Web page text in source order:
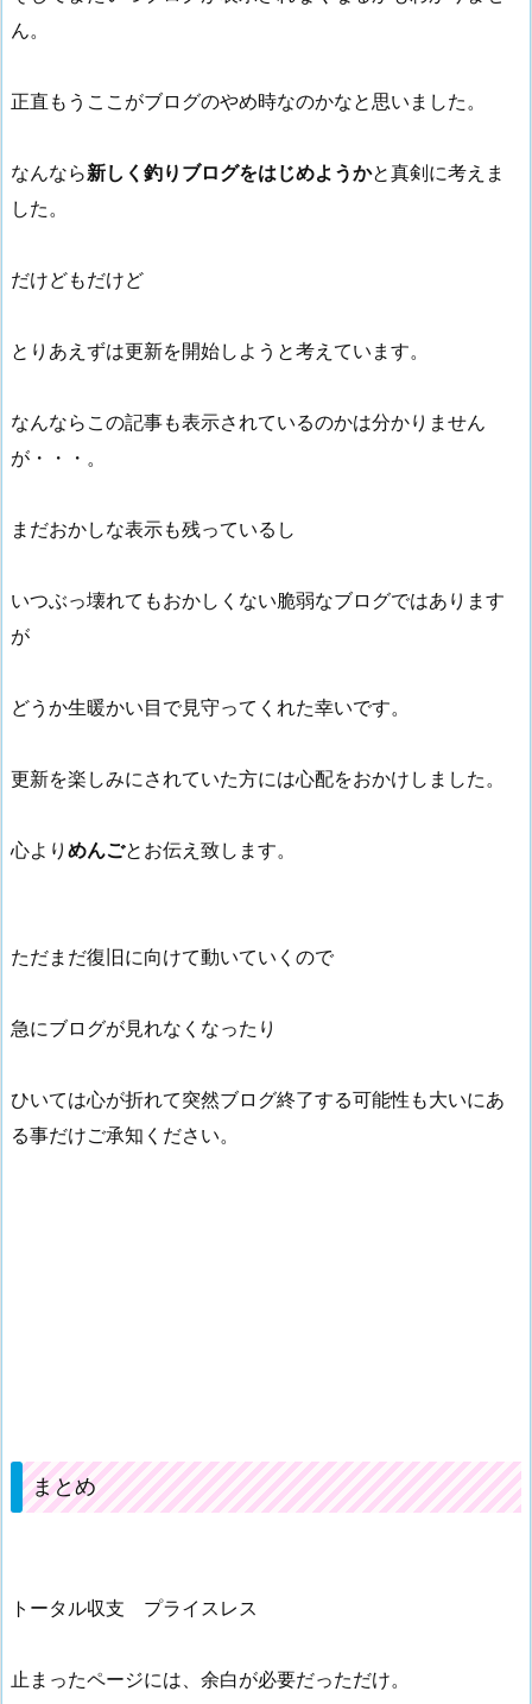
ん。
正直もうここがブログのやめ時なのかなと思いました。
なんなら新しく釣りブログをはじめようかと真剣に考えま
した。
だけどもだけど
とりあえずは更新を開始しようと考えています。
なんならこの記事も表示されているのかは分かりません
が・・・。
まだおかしな表示も残っているし
いつぶっ壊れてもおかしくない脆弱なブログではあります
が
どうか生暖かい目で見守ってくれた幸いです。
更新を楽しみにされていた方には心配をおかけしました。
心より めんごとお伝え致します。
ただまだ復旧に向けて動いていくので
急にブログが見れなくなったり
ひいては心が折れて突然ブログ終了する可能性も大いにあ
る事だけご承知ください。
まとめ
トータル収支 プライスレス
止まったページには、余白が必要だっただけ。